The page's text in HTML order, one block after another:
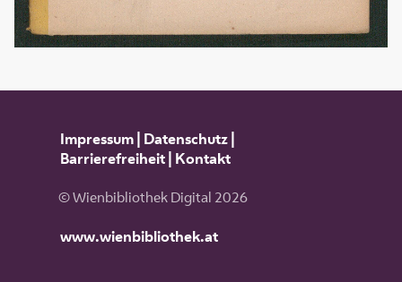
Impressum| Datenschutz|
Barrierefreiheit| Kontakt
© Wienbibliothek Digital 2026
www.wienbibliothek.at